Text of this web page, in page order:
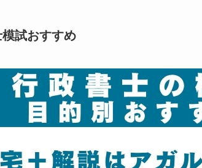
試おすすめ